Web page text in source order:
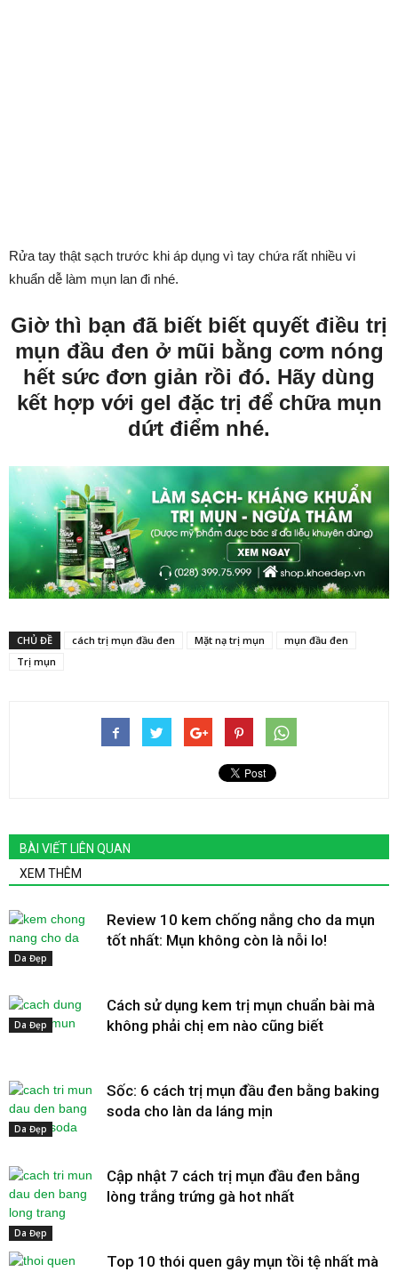
Rửa tay thật sạch trước khi áp dụng vì tay chứa rất nhiều vi
khuẩn dễ làm mụn lan đi nhé.
Giờ thì bạn đã biết biết quyết điều trị
mụn đầu đen ở mũi bằng cơm nóng
hết sức đơn giản rồi đó. Hãy dùng
kết hợp với gel đặc trị để chữa mụn
dứt điểm nhé.
CHỦ ĐỀ cách trị mụn đầu đen Mặt nạ trị mụn
mụn đầu đen
Trị mụn
BÀI VIẾT LIÊN QUAN
XEM THÊM
Da Đẹp
Review 10 kem chống nắng cho da mụn
tốt nhất: Mụn không còn là nỗi lo!
Da Đẹp
Cách sử dụng kem trị mụn chuẩn bài mà
không phải chị em nào cũng biết
Da Đẹp
Sốc: 6 cách trị mụn đầu đen bằng baking
soda cho làn da láng mịn
Da Đẹp
Cập nhật 7 cách trị mụn đầu đen bằng
lòng trắng trứng gà hot nhất
Top 10 thói quen gây mụn tồi tệ nhất mà